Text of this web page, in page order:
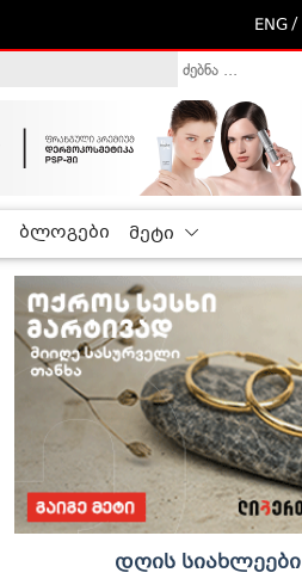
ENG /
ბლოგები მეტი
დღის სიახლეები